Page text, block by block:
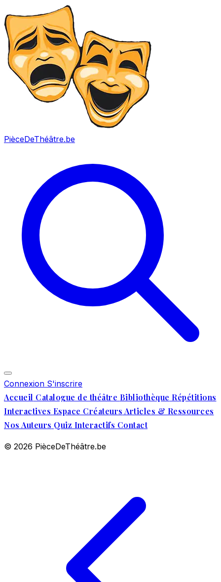
PièceDeThéâtre.be
Connexion S'inscrire
Accueil Catalogue de théâtre Bibliothèque Répétitions
Interactives Espace Créateurs Articles & Ressources
Nos Auteurs Quiz Interactifs Contact
© 2026 PièceDeThéâtre.be